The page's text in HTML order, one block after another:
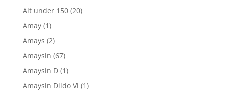
Alt under 150 (20)
Amay (1)
Amays (2)
Amaysin (67)
Amaysin D (1)
Amaysin Dildo Vi (1)